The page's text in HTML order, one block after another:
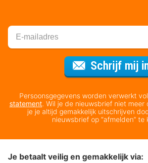
Schrijf mij
Persoonsgegevens worden verwerkt
statement. Wil je de nieuwsbrief niet meer
je je altijd gemakkelijk uitschrijven
nieuwsbrief op “afmelden” te
Je betaalt veilig en gemakkelijk via: